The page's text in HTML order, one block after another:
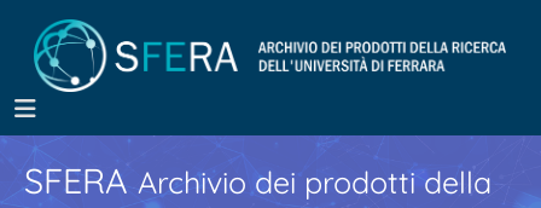
SFERA Archivio dei prodotti della